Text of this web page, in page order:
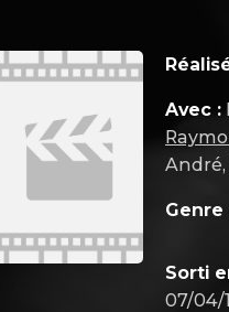
Avec :
Genre
Sorti
07/04/